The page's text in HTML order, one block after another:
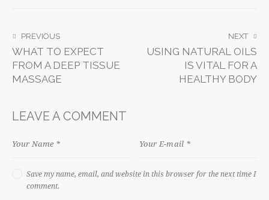
PREVIOUS
WHAT TO EXPECT
FROM A DEEP TISSUE
MASSAGE
NEXT
USING NATURAL OILS
IS VITAL FOR A
HEALTHY BODY
LEAVE A COMMENT
Save my name, email, and website in this browser for the next time I
comment.